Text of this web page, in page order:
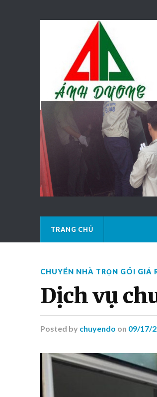
TRANG CHỦ
CHUYỂN NHÀ TRỌN GÓI GIÁ
Dịch vụ
Posted by chuyendo on 09/17/